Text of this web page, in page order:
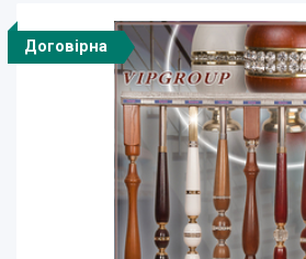
Договірна